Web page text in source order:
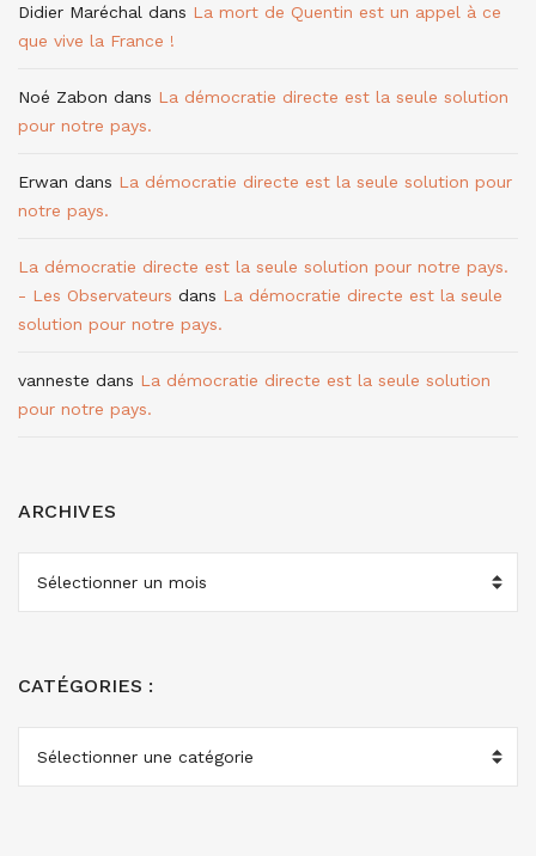
Didier Maréchal dans La mort de Quentin est un appel à ce
que vive la France !
Noé Zabon dans La démocratie directe est la seule solution
pour notre pays.
Erwan dans La démocratie directe est la seule solution pour
notre pays.
La démocratie directe est la seule solution pour notre pays.
- Les Observateurs dans La démocratie directe est la seule
solution pour notre pays.
vanneste dans La démocratie directe est la seule solution
pour notre pays.
ARCHIVES
CATÉGORIES :